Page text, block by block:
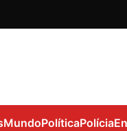
MundoPolíticaPolícia